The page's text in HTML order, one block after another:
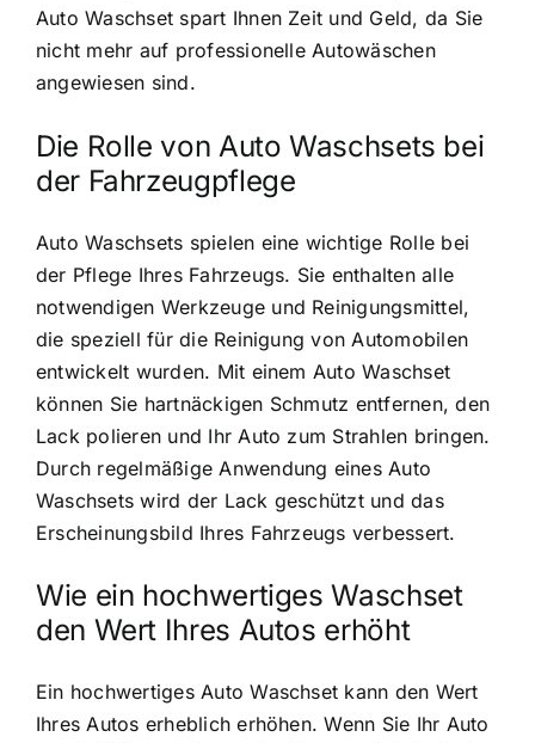
Auto Waschset spart Ihnen Zeit und Geld, da Sie
nicht mehr auf professionelle Autowäschen
angewiesen sind.
Die Rolle von Auto Waschsets bei
der Fahrzeugpflege
Auto Waschsets spielen eine wichtige Rolle bei
der Pflege Ihres Fahrzeugs. Sie enthalten alle
notwendigen Werkzeuge und Reinigungsmittel,
die speziell für die Reinigung von Automobilen
entwickelt wurden. Mit einem Auto Waschset
können Sie hartnäckigen Schmutz entfernen, den
Lack polieren und Ihr Auto zum Strahlen bringen.
Durch regelmäßige Anwendung eines Auto
Waschsets wird der Lack geschützt und das
Erscheinungsbild Ihres Fahrzeugs verbessert.
Wie ein hochwertiges Waschset
den Wert Ihres Autos erhöht
Ein hochwertiges Auto Waschset kann den Wert
Ihres Autos erheblich erhöhen. Wenn Sie Ihr Auto